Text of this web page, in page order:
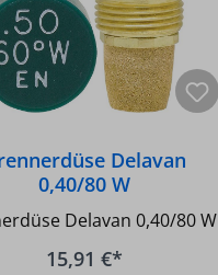
Delavan
0,40/80 W
Delavan 0,40/80 W
15,91 €*